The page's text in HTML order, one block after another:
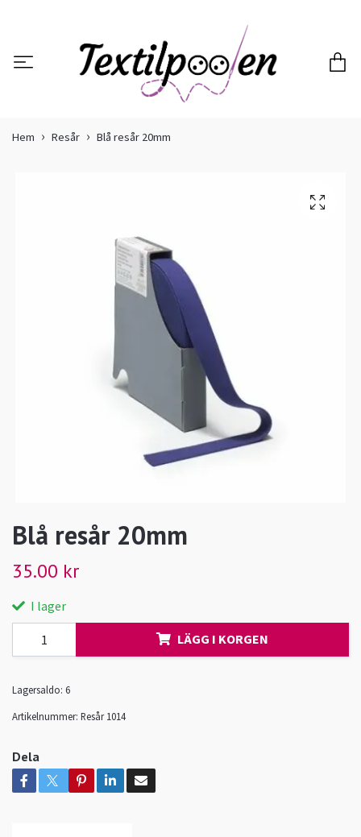
Hem Resår Blå resår 20mm
Blå resår 20mm
35.00 kr
I lager
LÄGG I KORGEN
Lagersaldo: 6
Artikelnummer: Resår 1014
Dela